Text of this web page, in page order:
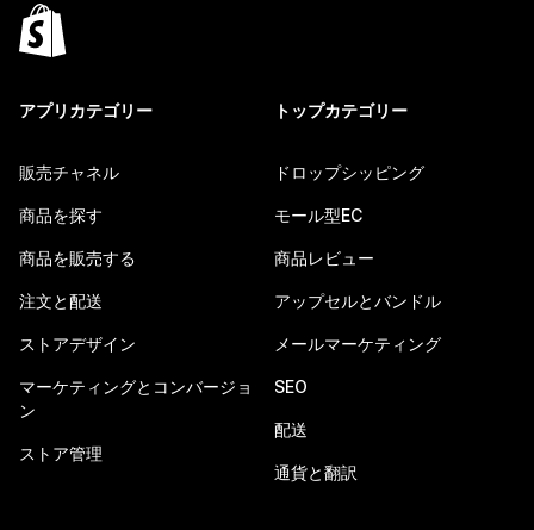
アプリカテゴリー
販売チャネル
商品を探す
商品を販売する
注文と配送
ストアデザイン
マーケティングとコンバージョ
ン
ストア管理
トップカテゴリー
ドロップシッピング
モール型EC
商品レビュー
アップセルとバンドル
メールマーケティング
SEO
配送
通貨と翻訳